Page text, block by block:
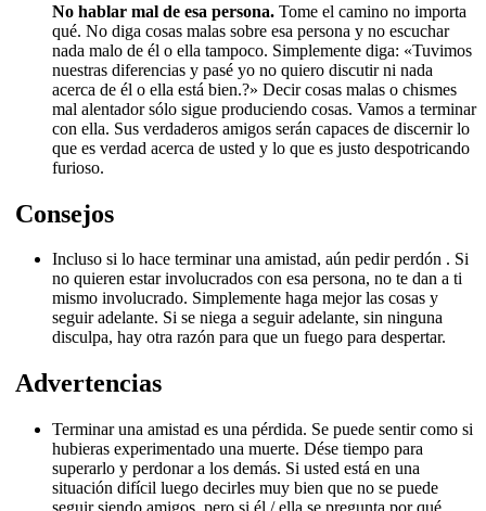
No hablar mal de esa persona. Tome el camino no importa
qué. No diga cosas malas sobre esa persona y no escuchar
nada malo de él o ella tampoco. Simplemente diga: «Tuvimos
nuestras diferencias y pasé yo no quiero discutir ni nada
acerca de él o ella está bien.?» Decir cosas malas o chismes
mal alentador sólo sigue produciendo cosas. Vamos a terminar
con ella. Sus verdaderos amigos serán capaces de discernir lo
que es verdad acerca de usted y lo que es justo despotricando
furioso.
Consejos
Incluso si lo hace terminar una amistad, aún pedir perdón . Si
no quieren estar involucrados con esa persona, no te dan a ti
mismo involucrado. Simplemente haga mejor las cosas y
seguir adelante. Si se niega a seguir adelante, sin ninguna
disculpa, hay otra razón para que un fuego para despertar.
Advertencias
Terminar una amistad es una pérdida. Se puede sentir como si
hubieras experimentado una muerte. Dése tiempo para
superarlo y perdonar a los demás. Si usted está en una
situación difícil luego decirles muy bien que no se puede